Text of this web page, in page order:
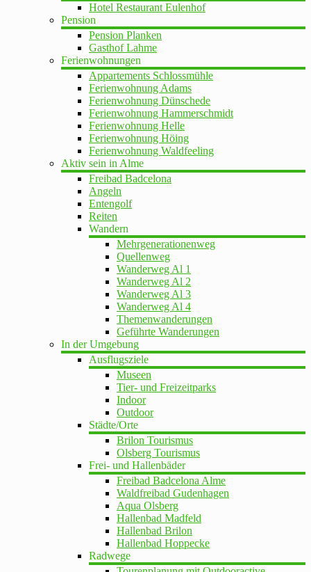
Hotel Restaurant Eulenhof
Pension
Pension Planken
Gasthof Lahme
Ferienwohnungen
Appartements Schlossmühle
Ferienwohnung Adams
Ferienwohnung Dünschede
Ferienwohnung Hammerschmidt
Ferienwohnung Helle
Ferienwohnung Höing
Ferienwohnung Waldfeeling
Aktiv sein in Alme
Freibad Badcelona
Angeln
Entengolf
Reiten
Wandern
Mehrgenerationenweg
Quellenweg
Wanderweg Al 1
Wanderweg Al 2
Wanderweg Al 3
Wanderweg Al 4
Themenwanderungen
Geführte Wanderungen
In der Umgebung
Ausflugsziele
Museen
Tier- und Freizeitparks
Indoor
Outdoor
Städte/Orte
Brilon Tourismus
Olsberg Tourismus
Frei- und Hallenbäder
Freibad Badcelona Alme
Waldfreibad Gudenhagen
Aqua Olsberg
Hallenbad Madfeld
Hallenbad Brilon
Hallenbad Hoppecke
Radwege